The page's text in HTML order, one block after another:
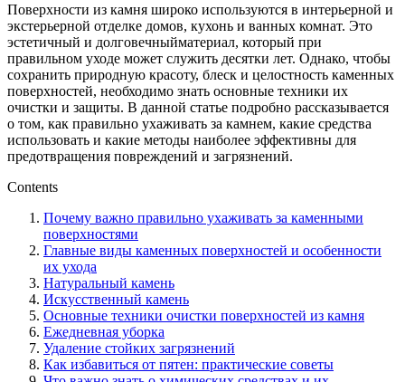
Поверхности из камня широко используются в интерьерной и
экстерьерной отделке домов, кухонь и ванных комнат. Это
эстетичный и долговечныйматериал, который при
правильном уходе может служить десятки лет. Однако, чтобы
сохранить природную красоту, блеск и целостность каменных
поверхностей, необходимо знать основные техники их
очистки и защиты. В данной статье подробно рассказывается
о том, как правильно ухаживать за камнем, какие средства
использовать и какие методы наиболее эффективны для
предотвращения повреждений и загрязнений.
Contents
Почему важно правильно ухаживать за каменными
поверхностями
Главные виды каменных поверхностей и особенности
их ухода
Натуральный камень
Искусственный камень
Основные техники очистки поверхностей из камня
Ежедневная уборка
Удаление стойких загрязнений
Как избавиться от пятен: практические советы